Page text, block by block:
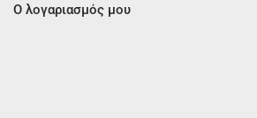
Ο λογαριασμός μου